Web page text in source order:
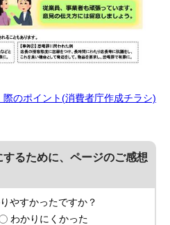
際のポイント(消費者庁作成チラシ)
るために、ページのご感想
やすかったですか？
わかりにくかった